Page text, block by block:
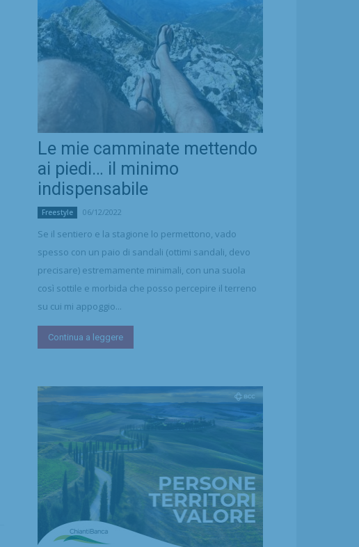
Le mie camminate mettendo
ai piedi… il minimo
indispensabile
Freestyle 06/12/2022
Se il sentiero e la stagione lo permettono, vado
spesso con un paio di sandali (ottimi sandali, devo
precisare) estremamente minimali, con una suola
così sottile e morbida che posso percepire il terreno
su cui mi appoggio...
Continua a leggere